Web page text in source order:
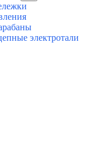
электротали